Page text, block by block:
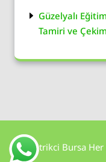
Güzelyalı
Tamiri ve
Elektrikci Bursa Her